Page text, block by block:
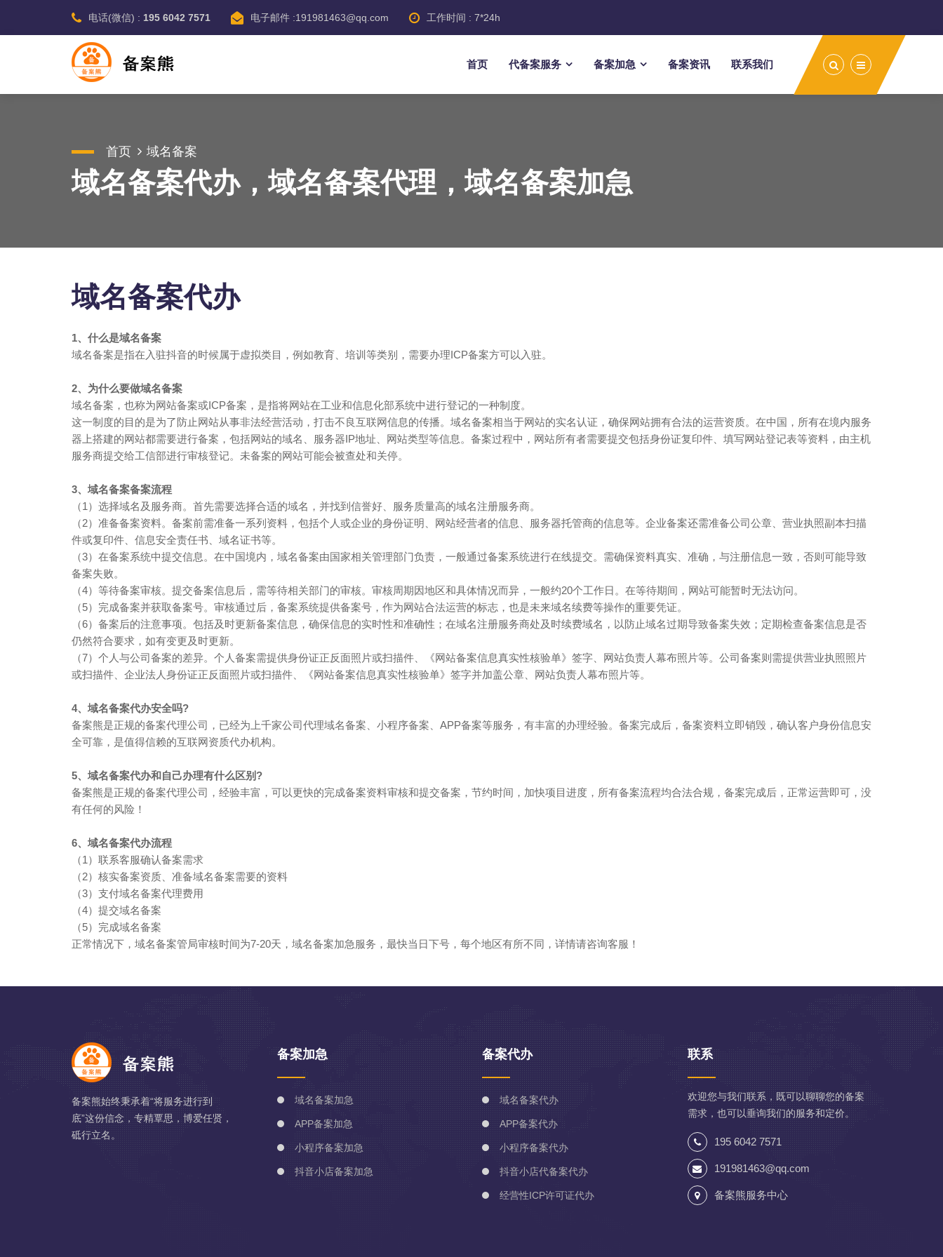
电话(微信) : 195 6042 7571 电子邮件 :191981463@qq.com 工作时间 : 7*24h
首页 代备案服务 备案加急 备案资讯 联系我们
首页 域名备案
域名备案代办，域名备案代理，域名备案加急
域名备案代办
1、什么是域名备案
域名备案是指在入驻抖音的时候属于虚拟类目，例如教育、培训等类别，需要办理ICP备案方可以入驻。
2、为什么要做域名备案
域名备案，也称为网站备案或ICP备案，是指将网站在工业和信息化部系统中进行登记的一种制度。
这一制度的目的是为了防止网站从事非法经营活动，打击不良互联网信息的传播。域名备案相当于网站的实名认证，确保网站拥有合法的运营资质。在中国，所有在境内服务
器上搭建的网站都需要进行备案，包括网站的域名、服务器IP地址、网站类型等信息。备案过程中，网站所有者需要提交包括身份证复印件、填写网站登记表等资料，由主机
服务商提交给工信部进行审核登记。未备案的网站可能会被查处和关停。
3、域名备案备案流程
（1）选择域名及服务商。首先需要选择合适的域名，并找到信誉好、服务质量高的域名注册服务商。
（2）准备备案资料。备案前需准备一系列资料，包括个人或企业的身份证明、网站经营者的信息、服务器托管商的信息等。企业备案还需准备公司公章、营业执照副本扫描
件或复印件、信息安全责任书、域名证书等。
（3）在备案系统中提交信息。在中国境内，域名备案由国家相关管理部门负责，一般通过备案系统进行在线提交。需确保资料真实、准确，与注册信息一致，否则可能导致
备案失败。
（4）等待备案审核。提交备案信息后，需等待相关部门的审核。审核周期因地区和具体情况而异，一般约20个工作日。在等待期间，网站可能暂时无法访问。
（5）完成备案并获取备案号。审核通过后，备案系统提供备案号，作为网站合法运营的标志，也是未来域名续费等操作的重要凭证。
（6）备案后的注意事项。包括及时更新备案信息，确保信息的实时性和准确性；在域名注册服务商处及时续费域名，以防止域名过期导致备案失效；定期检查备案信息是否
仍然符合要求，如有变更及时更新。
（7）个人与公司备案的差异。个人备案需提供身份证正反面照片或扫描件、《网站备案信息真实性核验单》签字、网站负责人幕布照片等。公司备案则需提供营业执照照片
或扫描件、企业法人身份证正反面照片或扫描件、《网站备案信息真实性核验单》签字并加盖公章、网站负责人幕布照片等。
4、域名备案代办安全吗?
备案熊是正规的备案代理公司，已经为上千家公司代理域名备案、小程序备案、APP备案等服务，有丰富的办理经验。备案完成后，备案资料立即销毁，确认客户身份信息安
全可靠，是值得信赖的互联网资质代办机构。
5、域名备案代办和自己办理有什么区别?
备案熊是正规的备案代理公司，经验丰富，可以更快的完成备案资料审核和提交备案，节约时间，加快项目进度，所有备案流程均合法合规，备案完成后，正常运营即可，没
有任何的风险！
6、域名备案代办流程
（1）联系客服确认备案需求
（2）核实备案资质、准备域名备案需要的资料
（3）支付域名备案代理费用
（4）提交域名备案
（5）完成域名备案
正常情况下，域名备案管局审核时间为7-20天，域名备案加急服务，最快当日下号，每个地区有所不同，详情请咨询客服！
备案熊始终秉承着“将服务进行到
底”这份信念，专精覃思，博爱任贤，
砥行立名。
备案加急
域名备案加急
APP备案加急
小程序备案加急
抖音小店备案加急
备案代办
域名备案代办
APP备案代办
小程序备案代办
抖音小店代备案代办
经营性ICP许可证代办
联系
欢迎您与我们联系，既可以聊聊您的备案
需求，也可以垂询我们的服务和定价。
195 6042 7571
191981463@qq.com
备案熊服务中心